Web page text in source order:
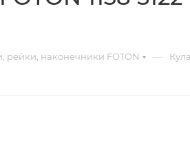
рейки, наконечники FOTON —